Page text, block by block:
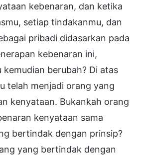
kebenaran, dan ketika
setiap tindakanmu, dan
pribadi didasarkan pada
kebenaran ini,
kemudian berubah? Di atas
telah menjadi orang yang
kenyataan. Bukankah orang
kenyataan sama
bertindak dengan prinsip?
yang bertindak dengan